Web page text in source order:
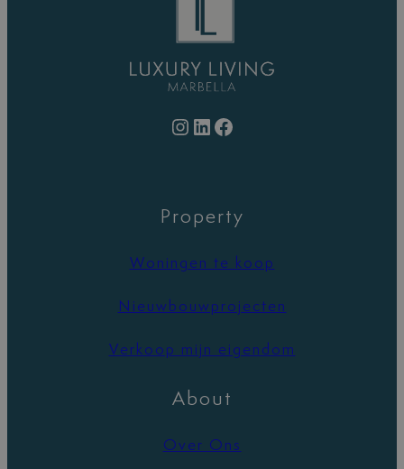
Instagram LinkedIn Facebook
Property
Woningen te koop
Nieuwbouwprojecten
Verkoop mijn eigendom
About
Over Ons